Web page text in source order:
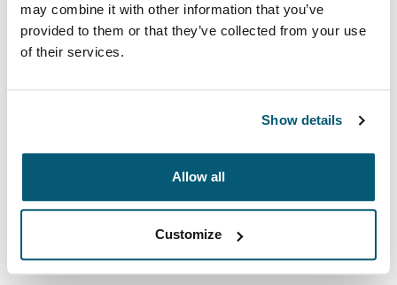
may combine it with other information that you’ve
provided to them or that they’ve collected from your use
of their services.
Show details
Allow all
Customize
Una mochila para cámaras moderna, diseñada para
Toggle features
Todas las características